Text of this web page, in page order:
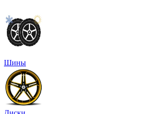
Шины